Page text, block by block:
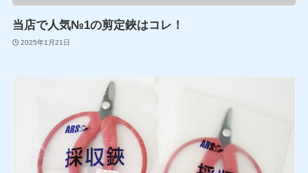
当店で人気№1の剪定鋏はコレ！
2025年1月21日